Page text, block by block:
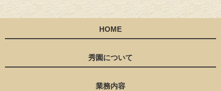
HOME
秀園について
業務内容